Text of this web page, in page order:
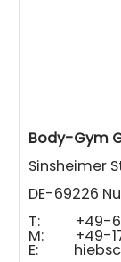
Body-Gym
Sinsheimer
DE-69226
T: +49-
M: +49-
E: